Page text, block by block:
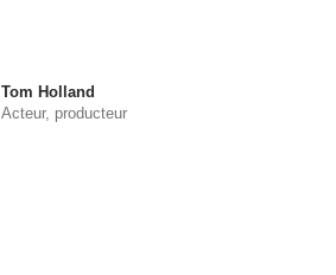
Tom Holland
Acteur, producteur